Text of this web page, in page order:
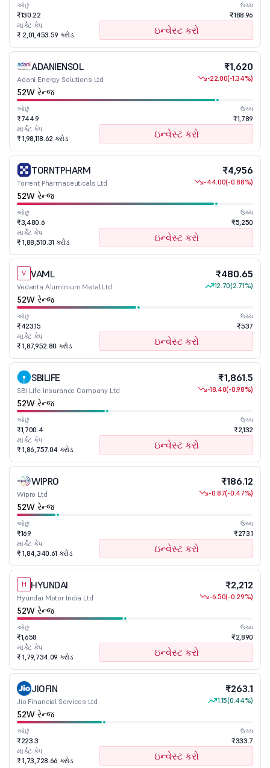
ઓછું
₹130.22
ઉચ્ચ
₹188.96
માર્કેટ કેપ
₹ 2,01,453.59 કરોડ
ઇન્વેસ્ટ કરો
ADANIENSOL
Adani Energy Solutions Ltd
₹1,620
-22.00(-1.34%)
52W રેન્જ
ઓછું
₹744.9
ઉચ્ચ
₹1,789
માર્કેટ કેપ
₹ 1,98,118.62 કરોડ
ઇન્વેસ્ટ કરો
TORNTPHARM
Torrent Pharmaceuticals Ltd
₹4,956
-44.00(-0.88%)
52W રેન્જ
ઓછું
₹3,480.6
ઉચ્ચ
₹5,250
માર્કેટ કેપ
₹ 1,88,510.31 કરોડ
ઇન્વેસ્ટ કરો
V VAML
Vedanta Aluminium Metal Ltd
₹480.65
12.70(2.71%)
52W રેન્જ
ઓછું
₹423.15
ઉચ્ચ
₹537
માર્કેટ કેપ
₹ 1,87,952.80 કરોડ
ઇન્વેસ્ટ કરો
SBILIFE
SBI Life Insurance Company Ltd
₹1,861.5
-18.40(-0.98%)
52W રેન્જ
ઓછું
₹1,700.4
ઉચ્ચ
₹2,132
માર્કેટ કેપ
₹ 1,86,757.04 કરોડ
ઇન્વેસ્ટ કરો
WIPRO
Wipro Ltd
₹186.12
-0.87(-0.47%)
52W રેન્જ
ઓછું
₹169
ઉચ્ચ
₹273.1
માર્કેટ કેપ
₹ 1,84,340.61 કરોડ
ઇન્વેસ્ટ કરો
H HYUNDAI
Hyundai Motor India Ltd
₹2,212
-6.50(-0.29%)
52W રેન્જ
ઓછું
₹1,658
ઉચ્ચ
₹2,890
માર્કેટ કેપ
₹ 1,79,734.09 કરોડ
ઇન્વેસ્ટ કરો
JIOFIN
Jio Financial Services Ltd
₹263.1
1.15(0.44%)
52W રેન્જ
ઓછું
₹223.3
ઉચ્ચ
₹333.7
માર્કેટ કેપ
₹ 1,73,728.66 કરોડ
ઇન્વેસ્ટ કરો